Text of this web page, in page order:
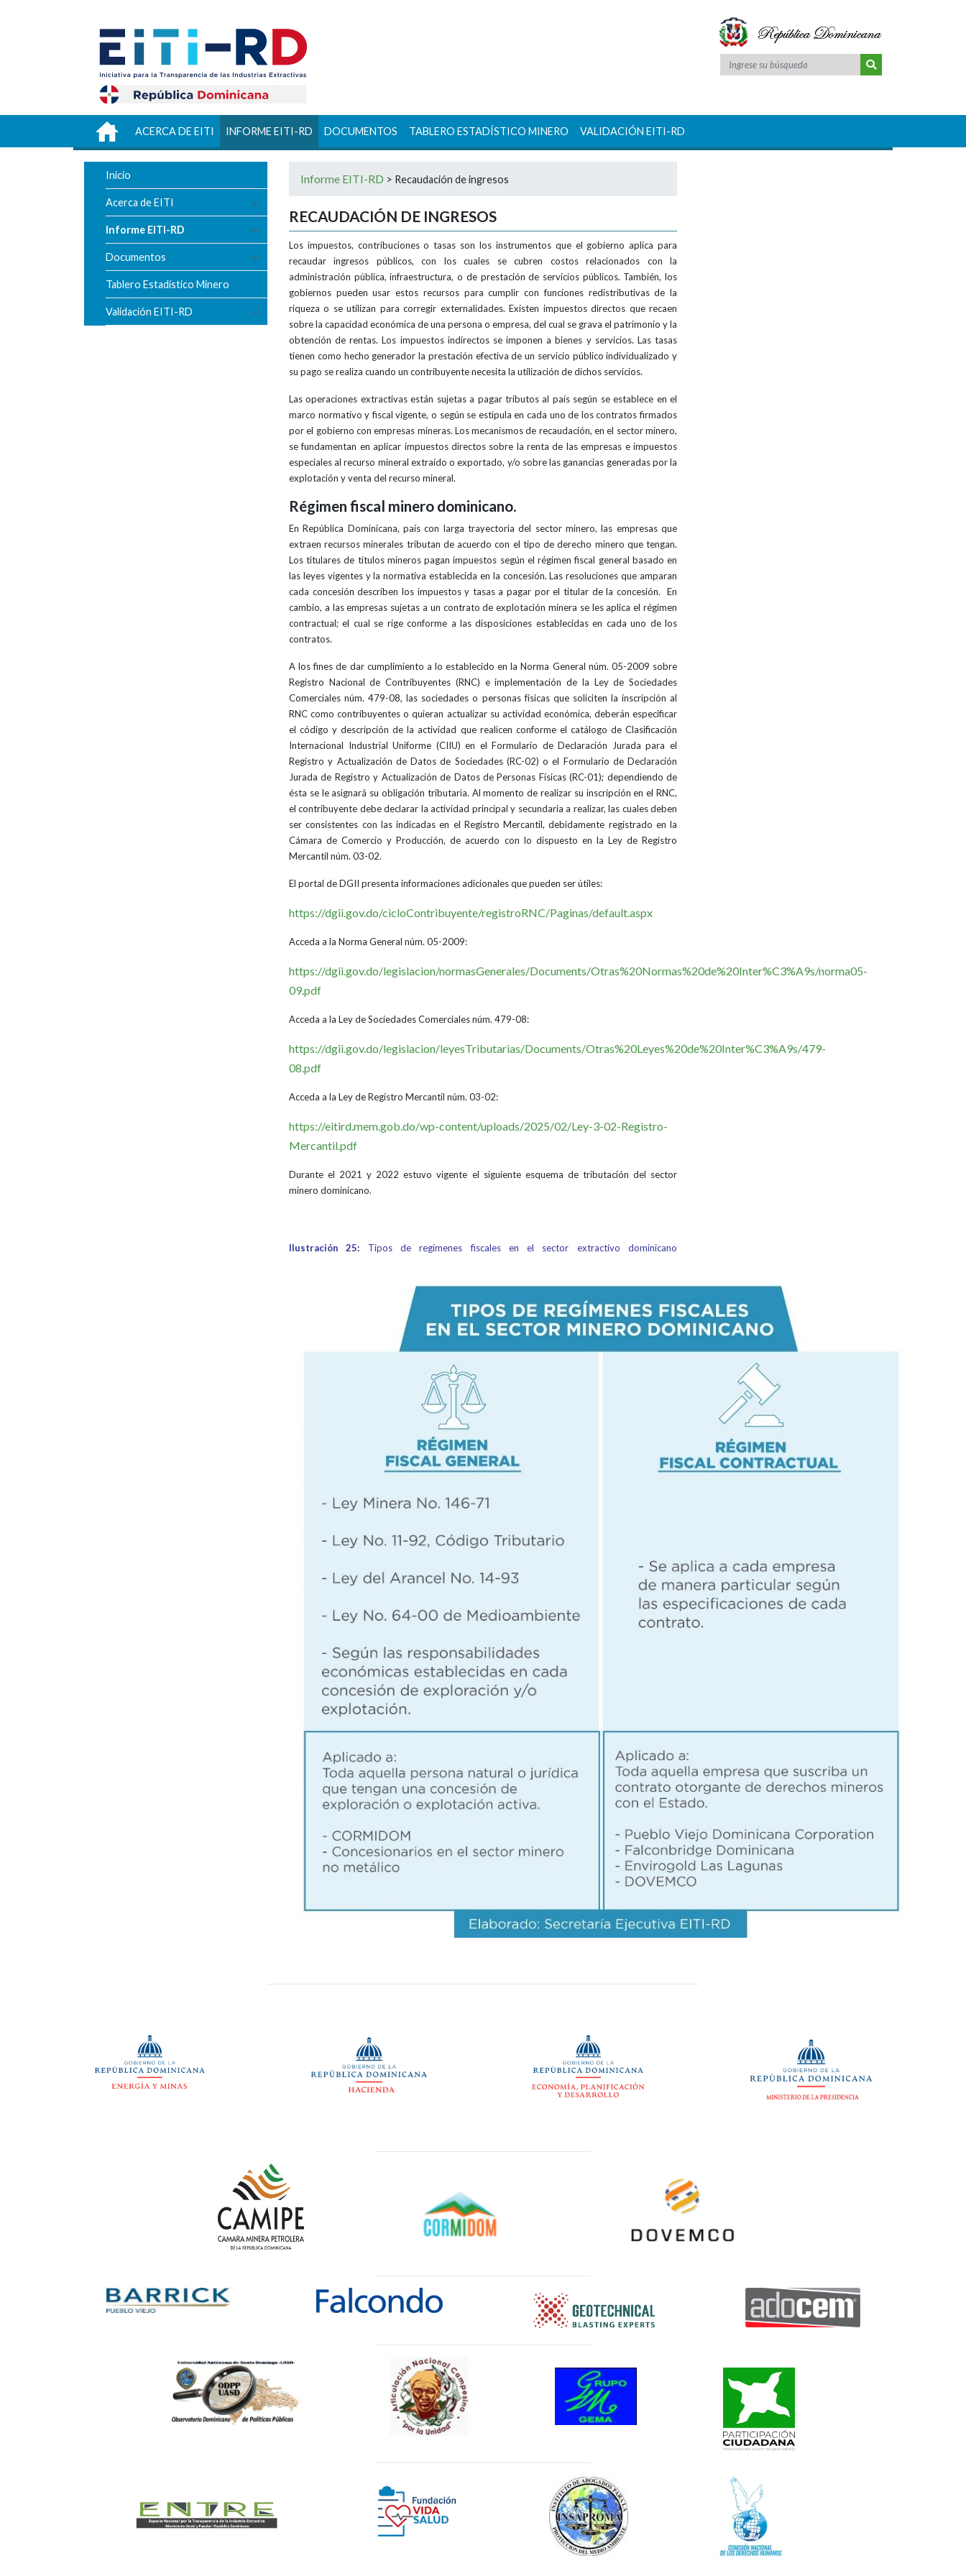
Escudo nacional
INICIO ACERCA DE EITI INFORME EITI-RD DOCUMENTOS TABLERO ESTADÍSTICO MINERO VALIDACIÓN EITI-RD
Inicio
Acerca de EITI
Informe EITI-RD
Documentos
Tablero Estadístico Minero
Validación EITI-RD
Informe EITI-RD > Recaudación de ingresos
RECAUDACIÓN DE INGRESOS
Los impuestos, contribuciones o tasas son los instrumentos que el gobierno aplica para
recaudar ingresos públicos, con los cuales se cubren costos relacionados con la
administración pública, infraestructura, o de prestación de servicios públicos. También, los
gobiernos pueden usar estos recursos para cumplir con funciones redistributivas de la
riqueza o se utilizan para corregir externalidades. Existen impuestos directos que recaen
sobre la capacidad económica de una persona o empresa, del cual se grava el patrimonio y la
obtención de rentas. Los impuestos indirectos se imponen a bienes y servicios. Las tasas
tienen como hecho generador la prestación efectiva de un servicio público individualizado y
su pago se realiza cuando un contribuyente necesita la utilización de dichos servicios.
Las operaciones extractivas están sujetas a pagar tributos al país según se establece en el
marco normativo y fiscal vigente, o según se estipula en cada uno de los contratos firmados
por el gobierno con empresas mineras. Los mecanismos de recaudación, en el sector minero,
se fundamentan en aplicar impuestos directos sobre la renta de las empresas e impuestos
especiales al recurso mineral extraído o exportado, y/o sobre las ganancias generadas por la
explotación y venta del recurso mineral.
Régimen fiscal minero dominicano.
En República Dominicana, país con larga trayectoria del sector minero, las empresas que
extraen recursos minerales tributan de acuerdo con el tipo de derecho minero que tengan.
Los titulares de títulos mineros pagan impuestos según el régimen fiscal general basado en
las leyes vigentes y la normativa establecida en la concesión. Las resoluciones que amparan
cada concesión describen los impuestos y tasas a pagar por el titular de la concesión. En
cambio, a las empresas sujetas a un contrato de explotación minera se les aplica el régimen
contractual; el cual se rige conforme a las disposiciones establecidas en cada uno de los
contratos.
A los fines de dar cumplimiento a lo establecido en la Norma General núm. 05-2009 sobre
Registro Nacional de Contribuyentes (RNC) e implementación de la Ley de Sociedades
Comerciales núm. 479-08, las sociedades o personas físicas que soliciten la inscripción al
RNC como contribuyentes o quieran actualizar su actividad económica, deberán especificar
el código y descripción de la actividad que realicen conforme el catálogo de Clasificación
Internacional Industrial Uniforme (CIIU) en el Formulario de Declaración Jurada para el
Registro y Actualización de Datos de Sociedades (RC-02) o el Formulario de Declaración
Jurada de Registro y Actualización de Datos de Personas Físicas (RC-01); dependiendo de
ésta se le asignará su obligación tributaria. Al momento de realizar su inscripción en el RNC,
el contribuyente debe declarar la actividad principal y secundaria a realizar, las cuales deben
ser consistentes con las indicadas en el Registro Mercantil, debidamente registrado en la
Cámara de Comercio y Producción, de acuerdo con lo dispuesto en la Ley de Registro
Mercantil núm. 03-02.
El portal de DGII presenta informaciones adicionales que pueden ser útiles:
https://dgii.gov.do/cicloContribuyente/registroRNC/Paginas/default.aspx
Acceda a la Norma General núm. 05-2009:
https://dgii.gov.do/legislacion/normasGenerales/Documents/Otras%20Normas%20de%20Inter%C3%A9s/norma05-
09.pdf
Acceda a la Ley de Sociedades Comerciales núm. 479-08:
https://dgii.gov.do/legislacion/leyesTributarias/Documents/Otras%20Leyes%20de%20Inter%C3%A9s/479-
08.pdf
Acceda a la Ley de Registro Mercantil núm. 03-02:
https://eitird.mem.gob.do/wp-content/uploads/2025/02/Ley-3-02-Registro-
Mercantil.pdf
Durante el 2021 y 2022 estuvo vigente el siguiente esquema de tributación del sector
minero dominicano.
Ilustración 25: Tipos de regímenes fiscales en el sector extractivo dominicano